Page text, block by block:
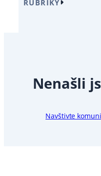
RUBRIKY
Nenašli
Navštivte